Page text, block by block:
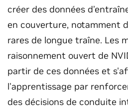
créer des données
en couverture, notamment
rares de longue traîne. Les
raisonnement ouvert de
partir de ces données et
l'apprentissage par
des décisions de conduite